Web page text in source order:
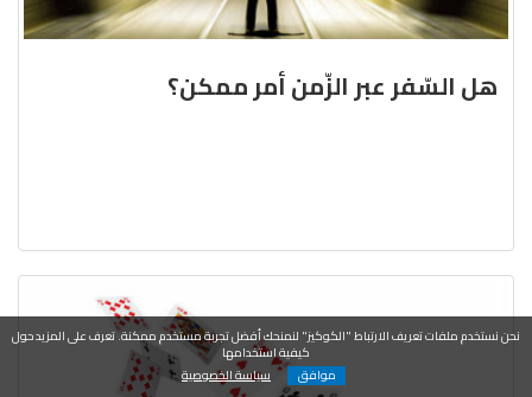
هل السّفر عبر الزّمن أمر ممكن؟
نحن نستخدم ملفات تعريف الارتباط "الكوكيز" لنمنحك أفضل تجربة مستخدم ممكنة. تعرف على المزيد حول
كيفية استخدامها
موافق
سياسة الخصوصية